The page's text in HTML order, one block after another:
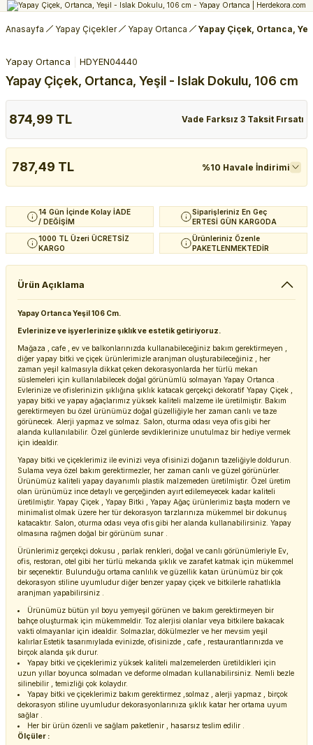
Anasayfa Yapay Çiçekler Yapay Ortanca Yapay Çiçek, Ortanca,
Yapay Ortanca HDYEN04440
Yapay Çiçek, Ortanca, Yeşil - Islak Dokulu, 106 cm
874,99 TL Vade Farksız 3 Taksit Fırsatı
787,49 TL %10 Havale İndirimi
14 Gün İçinde Kolay İADE
/ DEĞİŞİM
Siparişleriniz En Geç
ERTESİ GÜN KARGODA
1000 TL Üzeri ÜCRETSİZ
KARGO
Ürünleriniz Özenle
PAKETLENMEKTEDİR
Ürün Açıklama
Yapay Ortanca Yeşil 106 Cm.
Evlerinize ve işyerlerinize şıklık ve estetik getiriyoruz.
Mağaza , cafe , ev ve balkonlarınızda kullanabileceğiniz bakım gerektirmeyen ,
diğer yapay bitki ve çiçek ürünlerimizle aranjman oluşturabileceğiniz , her
zaman yeşil kalmasıyla dikkat çeken dekorasyonlarda her türlü mekan
süslemeleri için kullanılabilecek doğal görünümlü solmayan Yapay Ortanca .
Evlerinize ve ofislerinizin şıklığına şıklık katacak gerçekçi dekoratif Yapay Çiçek ,
yapay bitki ve yapay ağaçlarımız yüksek kaliteli malzeme ile üretilmiştir. Bakım
gerektirmeyen bu özel ürünümüz doğal güzelliğiyle her zaman canlı ve taze
görünecek. Alerji yapmaz ve solmaz. Salon, oturma odası veya ofis gibi her
alanda kullanılabilir. Özel günlerde sevdiklerinize unutulmaz bir hediye vermek
için idealdir.
Yapay bitki ve çiçeklerimiz ile evinizi veya ofisinizi doğanın tazeliğiyle doldurun.
Sulama veya özel bakım gerektirmezler, her zaman canlı ve güzel görünürler.
Ürünümüz kaliteli yapay dayanımlı plastik malzemeden üretilmiştir. Özel üretim
olan ürünümüz ince detaylı ve gerçeğinden ayırt edilemeyecek kadar kaliteli
üretilmiştir. Yapay Çiçek , Yapay Bitki , Yapay Ağaç ürünlerimiz başta modern ve
minimalist olmak üzere her tür dekorasyon tarzlarınıza mükemmel bir dokunuş
katacaktır. Salon, oturma odası veya ofis gibi her alanda kullanabilirsiniz. Yapay
olmasına rağmen doğal bir görünüm sunar .
Ürünlerimiz gerçekçi dokusu , parlak renkleri, doğal ve canlı görünümleriyle Ev,
ofis, restoran, otel gibi her türlü mekanda şıklık ve zarafet katmak için mükemmel
bir seçenektir. Bulunduğu ortama canlılık ve güzellik katan ürünümüz bir çok
dekorasyon stiline uyumludur diğer benzer yapay çiçek ve bitkilerle rahatlıkla
aranjman yapabilirsiniz .
Ürünümüz bütün yıl boyu yemyeşil görünen ve bakım gerektirmeyen bir
bahçe oluşturmak için mükemmeldir. Toz alerjisi olanlar veya bitkilere bakacak
vakti olmayanlar için idealdir. Solmazlar, dökülmezler ve her mevsim yeşil
kalırlar.Estetik tasarımıylada evinizde, ofisinizde , cafe , restaurantlarınızda ve
birçok alanda şık durur.
Yapay bitki ve çiçeklerimiz yüksek kaliteli malzemelerden üretildikleri için
uzun yıllar boyunca solmadan ve deforme olmadan kullanabilirsiniz. Nemli bezle
silinebilir , temizliği çok kolaydır.
Yapay bitki ve çiçeklerimiz bakım gerektirmez ,solmaz , alerji yapmaz , birçok
dekorasyon stiline uyumludur dekorasyonlarınıza şıklık katar her ortama uyum
sağlar .
Her bir ürün özenli ve sağlam paketlenir , hasarsız teslim edilir .
Ölçüler :